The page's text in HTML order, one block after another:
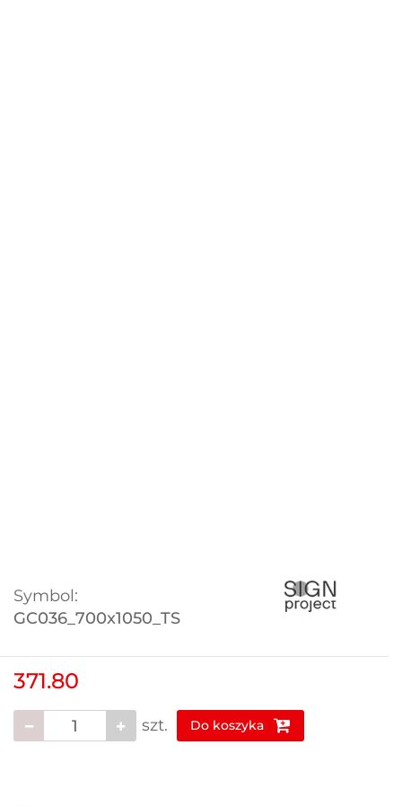
Symbol:
GC036_700x1050_TS
371.80
szt. Do koszyka